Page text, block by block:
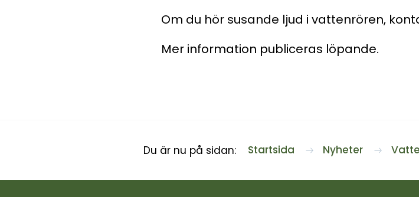
Om du hör susande ljud i vattenrören,
Mer information publiceras löpande.
Du är nu på sidan: Startsida Nyheter